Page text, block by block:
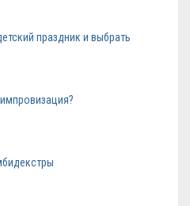
праздник и выбрать